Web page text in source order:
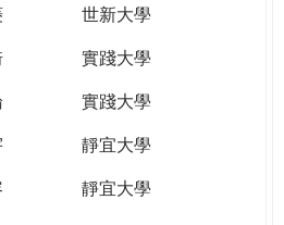
世新大學
實踐大學
實踐大學
靜宜大學
靜宜大學